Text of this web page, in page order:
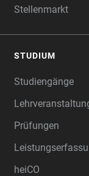
Stellenmarkt
STUDIUM
Studiengänge
Prüfungen
heiCO